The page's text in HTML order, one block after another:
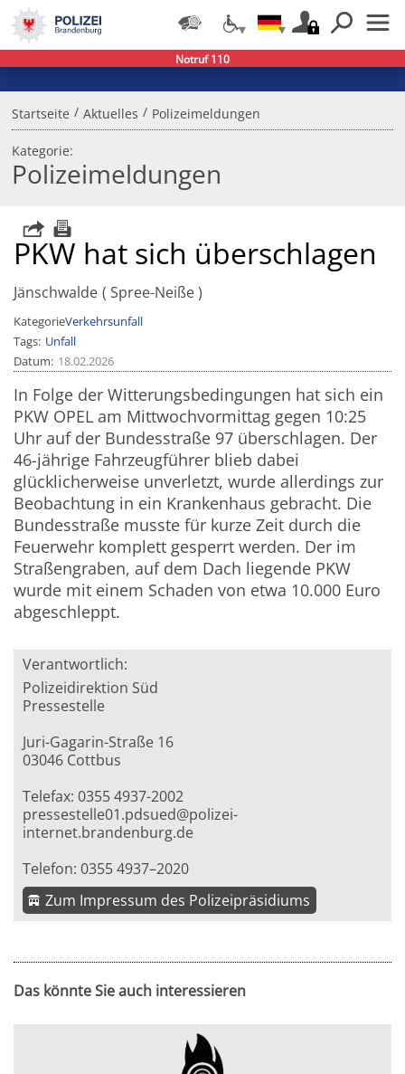
Startseite / Aktuelles / Polizeimeldungen
Kategorie:
Polizeimeldungen
PKW hat sich überschlagen
Jänschwalde Spree-Neiße
KategorieVerkehrsunfall
Tags Unfall
Datum 18.02.2026
In Folge der Witterungsbedingungen hat sich ein
PKW OPEL am Mittwochvormittag gegen 10:25
Uhr auf der Bundesstraße 97 überschlagen. Der
46-jährige Fahrzeugführer blieb dabei
glücklicherweise unverletzt, wurde allerdings zur
Beobachtung in ein Krankenhaus gebracht. Die
Bundesstraße musste für kurze Zeit durch die
Feuerwehr komplett gesperrt werden. Der im
Straßengraben, auf dem Dach liegende PKW
wurde mit einem Schaden von etwa 10.000 Euro
abgeschleppt.
Verantwortlich:
Polizeidirektion Süd
Pressestelle
Juri-Gagarin-Straße 16
03046 Cottbus
Telefax: 0355 4937-2002
pressestelle01.pdsued@polizei-
internet.brandenburg.de
Telefon: 0355 4937–2020
Zum Impressum des Polizeipräsidiums
Das könnte Sie auch interessieren
Notruf 110